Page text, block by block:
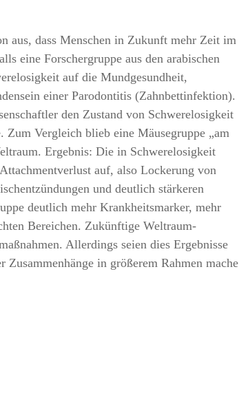
aus, dass Menschen in Zukunft mehr Zeit im
eine Forschergruppe aus den arabischen
auf die Mundgesundheit,
einer Parodontitis (Zahnbettinfektion).
den Zustand von Schwerelosigkeit
Vergleich blieb eine Mäusegruppe „am
Ergebnis: Die in Schwerelosigkeit
auf, also Lockerung von
und deutlich stärkeren
deutlich mehr Krankheitsmarker, mehr
Bereichen. Zukünftige Weltraum-
Allerdings seien dies Ergebnisse
in größerem Rahmen mache